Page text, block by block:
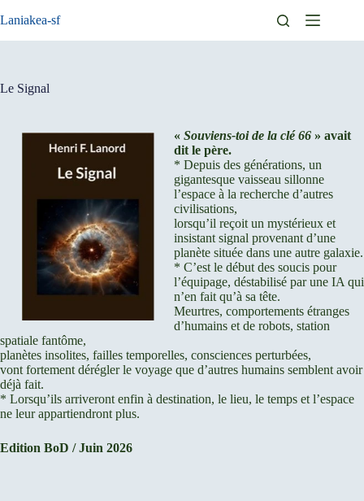
au
Laniakea-sf
Le Signal
« Souviens-toi de la clé 66 » avait
dit le père.
* Depuis des générations, un
gigantesque vaisseau sillonne
l’espace à la recherche d’autres
civilisations,
lorsqu’il reçoit un mystérieux et
insistant signal provenant d’une
planète située dans une autre galaxie.
* C’est le début des soucis pour
l’équipage, déstabilisé par une IA qui
n’en fait qu’à sa tête.
Meurtres, comportements étranges
d’humains et de robots, station
spatiale fantôme,
planètes insolites, failles temporelles, consciences perturbées,
vont fortement dérégler le voyage que d’autres humains semblent avoir
déjà fait.
* Lorsqu’ils arriveront enfin à destination, le lieu, le temps et l’espace
ne leur appartiendront plus.
Edition BoD / Juin 2026